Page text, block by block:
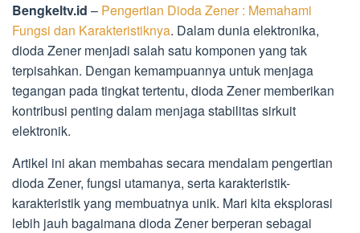
Bengkeltv.id – Pengertian Dioda Zener : Memahami
Fungsi dan Karakteristiknya. Dalam dunia elektronika,
dioda Zener menjadi salah satu komponen yang tak
terpisahkan. Dengan kemampuannya untuk menjaga
tegangan pada tingkat tertentu, dioda Zener memberikan
kontribusi penting dalam menjaga stabilitas sirkuit
elektronik.
Artikel ini akan membahas secara mendalam pengertian
dioda Zener, fungsi utamanya, serta karakteristik-
karakteristik yang membuatnya unik. Mari kita eksplorasi
lebih jauh bagaimana dioda Zener berperan sebagai